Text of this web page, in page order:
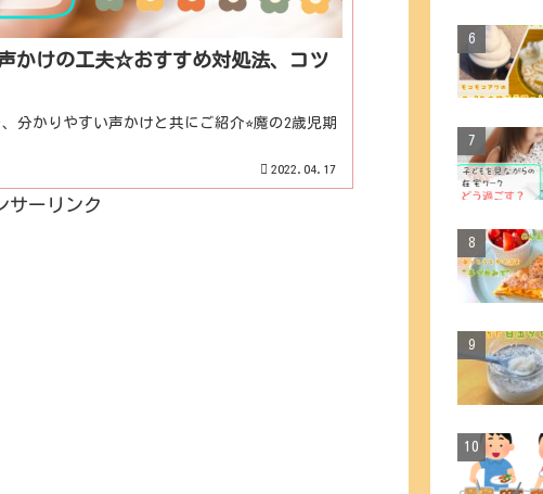
かけの工夫☆おすすめ対処法、コツ
分かりやすい声かけと共にご紹介⭐︎魔の2歳児期
2022.04.17
サーリンク